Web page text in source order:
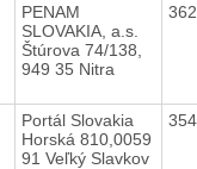
PENAM
SLOVAKIA, a.s.
Štúrova 74/138,
949 35 Nitra
Portál Slovakia
Horská 810,0059
91 Veľký Slavkov